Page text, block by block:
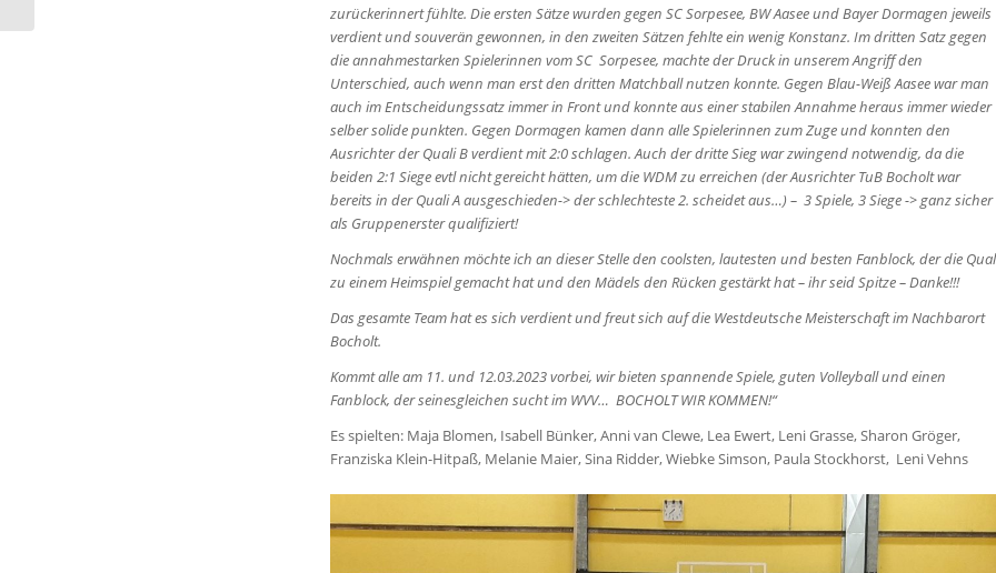
zurückerinnert fühlte. Die ersten Sätze wurden gegen SC Sorpesee, BW Aasee und Bayer Dormagen jeweils
verdient und souverän gewonnen, in den zweiten Sätzen fehlte ein wenig Konstanz. Im dritten Satz gegen
die annahmestarken Spielerinnen vom SC Sorpesee, machte der Druck in unserem Angriff den
Unterschied, auch wenn man erst den dritten Matchball nutzen konnte. Gegen Blau-Weiß Aasee war man
auch im Entscheidungssatz immer in Front und konnte aus einer stabilen Annahme heraus immer wieder
selber solide punkten. Gegen Dormagen kamen dann alle Spielerinnen zum Zuge und konnten den
Ausrichter der Quali B verdient mit 2:0 schlagen. Auch der dritte Sieg war zwingend notwendig, da die
beiden 2:1 Siege evtl nicht gereicht hätten, um die WDM zu erreichen (der Ausrichter TuB Bocholt war
bereits in der Quali A ausgeschieden-> der schlechteste 2. scheidet aus…) – 3 Spiele, 3 Siege -> ganz sicher
als Gruppenerster qualifiziert!
Nochmals erwähnen möchte ich an dieser Stelle den coolsten, lautesten und besten Fanblock, der die
zu einem Heimspiel gemacht hat und den Mädels den Rücken gestärkt hat – ihr seid Spitze – Danke!!!
Das gesamte Team hat es sich verdient und freut sich auf die Westdeutsche Meisterschaft im Nachbarort
Bocholt.
Kommt alle am 11. und 12.03.2023 vorbei, wir bieten spannende Spiele, guten Volleyball und einen
Fanblock, der seinesgleichen sucht im WVV… BOCHOLT WIR KOMMEN!“
Es spielten: Maja Blomen, Isabell Bünker, Anni van Clewe, Lea Ewert, Leni Grasse, Sharon Gröger,
Franziska Klein-Hitpaß, Melanie Maier, Sina Ridder, Wiebke Simson, Paula Stockhorst, Leni Vehns